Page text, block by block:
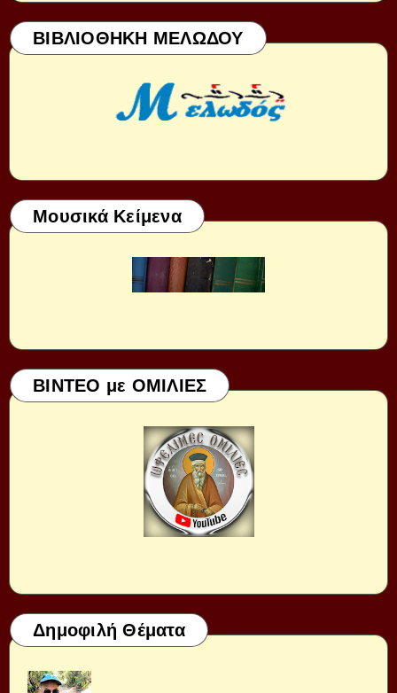
ΒΙΒΛΙΟΘΗΚΗ ΜΕΛΩΔΟΥ
Μουσικά Κείμενα
ΒΙΝΤΕΟ με ΟΜΙΛΙΕΣ
Δημοφιλή Θέματα